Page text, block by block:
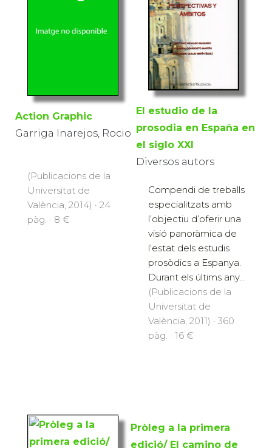
Action Graphic
Garriga Inarejos, Rocio
(Publicacions de la
Universitat de
València, 2014) · 24
pàg. · 8 €
El estudio de la
prosodia en España en
el siglo XXI
Diversos autors
Compendi de treballs
especialitzats amb
l’objectiu d’oferir una
visió panoràmica de
l’estat dels estudis
prosòdics a Espanya.
Durant els últims any...
(Publicacions de la
Universitat de
València, 2011) · 360
pàg. · 16 €
Pròleg a la primera
edició/ El camino de